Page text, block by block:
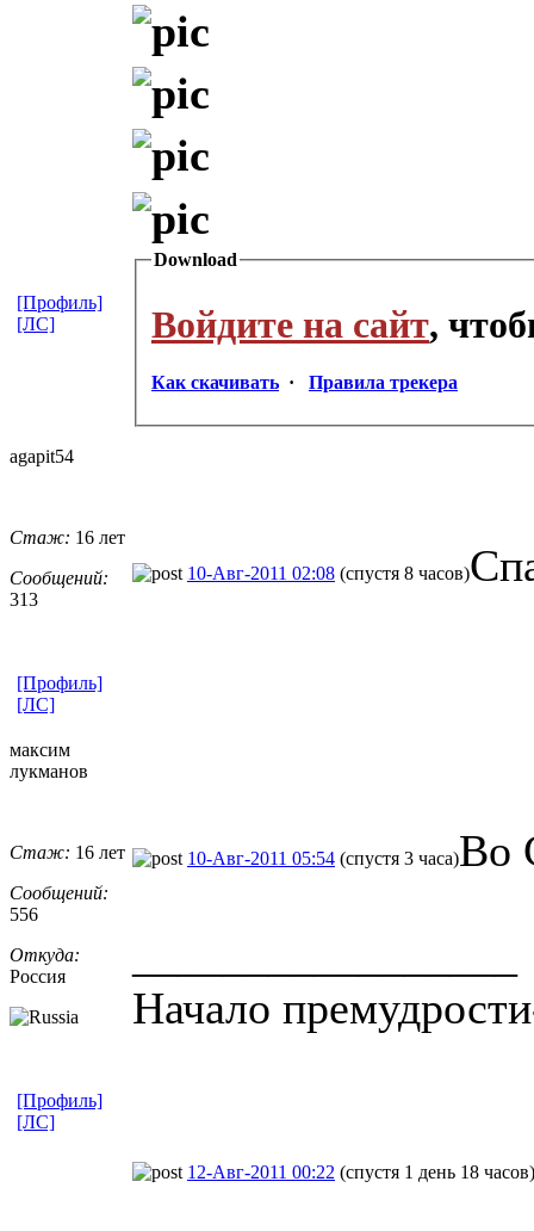
Download
Войдите на сайт,
Как скачивать · Правила трекера
[Профиль]
[ЛС]
agapit54
Стаж: 16 лет
Сообщений:
313
10-Авг-2011 02:08 (спустя 8 часов)
[Профиль]
[ЛС]
максим
лукманов
Стаж: 16 лет
Сообщений:
556
Откуда:
Россия
10-Авг-2011 05:54 (спустя 3 часа)Во
Начало
[Профиль]
[ЛС]
12-Авг-2011 00:22 (спустя 1 день 18 часов)